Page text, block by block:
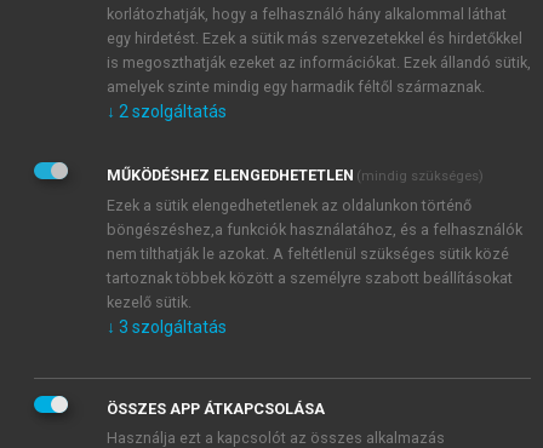
Kérek értesítést a MeRSZ újdonságairól, akcióiról.
Kérek értesítést az Akadémiai Kiadó Zrt. újdonságairól,
Adatkezelési tájékoztatóbanfoglaltakat tudomásul
veszem és elfogadom.
Általános vásárlási feltételeket, valamint a szotar.netés a
mersz.huoldalak licencszerződéseiben foglaltakat
tudomásul veszem és elfogadom.
KIPRÓBÁLOM
korlátozhatják, hogy a felhasználó hány alkalommal láthat
egy hirdetést. Ezek a sütik más szervezetekkel és hirdetőkkel
is megoszthatják ezeket az információkat. Ezek állandó sütik,
amelyek szinte mindig egy harmadik féltől származnak.
↓ 2 szolgáltatás
MŰKÖDÉSHEZ ELENGEDHETETLEN (mindig szükséges)
Ezek a sütik elengedhetetlenek az oldalunkon történő
böngészéshez,a funkciók használatához, és a felhasználók
nem tilthatják le azokat. A feltétlenül szükséges sütik közé
tartoznak többek között a személyre szabott beállításokat
kezelő sütik.
↓ 3 szolgáltatás
ÖSSZES APP ÁTKAPCSOLÁSA
Használja ezt a kapcsolót az összes alkalmazás